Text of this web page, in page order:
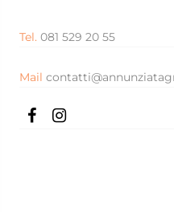
Tel. 081 529 20 55
Mail